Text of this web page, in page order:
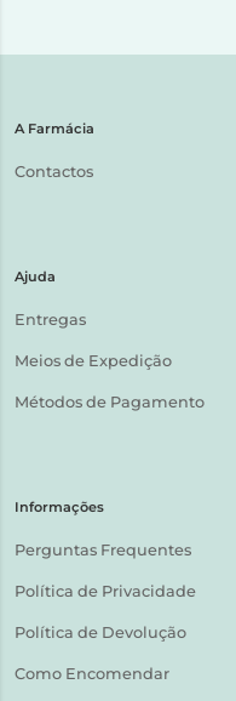
A Farmácia
Contactos
Ajuda
Entregas
Meios de Expedição
Métodos de Pagamento
Informações
Perguntas Frequentes
Política de Privacidade
Política de Devolução
Como Encomendar